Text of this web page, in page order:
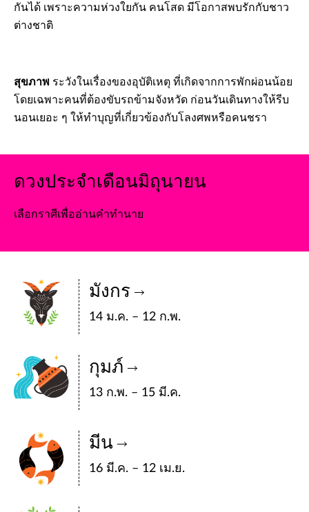
กันได้ เพราะความห่วงใยกัน คนโสด มีโอกาสพบรักกับชาว
ต่างชาติ
สุขภาพ ระวังในเรื่องของอุบัติเหตุ ที่เกิดจากการพักผ่อนน้อย
โดยเฉพาะคนที่ต้องขับรถข้ามจังหวัด ก่อนวันเดินทางให้รีบ
นอนเยอะ ๆ ให้ทำบุญที่เกี่ยวข้องกับโลงศพหรือคนชรา
ดวงประจำเดือนมิถุนายน
เลือกราศีเพื่ออ่านคำทำนาย
มังกร
14 ม.ค. – 12 ก.พ.
กุมภ์
13 ก.พ. – 15 มี.ค.
มีน
16 มี.ค. – 12 เม.ย.